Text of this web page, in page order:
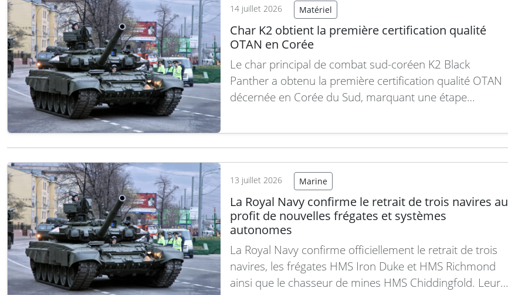
14 juillet 2026 Matériel
Char K2 obtient la première certification qualité
OTAN en Corée
Le char principal de combat sud-coréen K2 Black
Panther a obtenu la première certification qualité OTAN
décernée en Corée du Sud, marquant une étape
reconnaissance atteste de la conformité élevée du K2
aux normes internationales de performance et de
fiabilité, renforçant ainsi la…Lire la suite
13 juillet 2026 Marine
La Royal Navy confirme le retrait de trois navires au
profit de nouvelles frégates et systèmes
autonomes
La Royal Navy confirme officiellement le retrait de trois
navires, les frégates HMS Iron Duke et HMS Richmond
ainsi que le chasseur de mines HMS Chiddingfold. Leurs